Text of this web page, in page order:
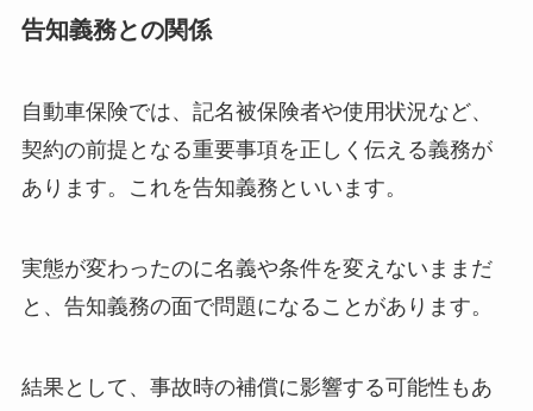
告知義務との関係
自動車保険では、記名被保険者や使用状況など、
契約の前提となる重要事項を正しく伝える義務が
あります。これを告知義務といいます。
実態が変わったのに名義や条件を変えないままだ
と、告知義務の面で問題になることがあります。
結果として、事故時の補償に影響する可能性もあ